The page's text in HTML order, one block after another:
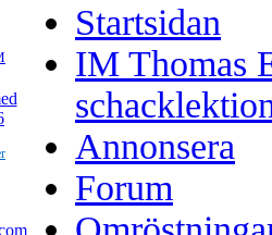
Startsidan
IM Thomas
Annonsera
Forum